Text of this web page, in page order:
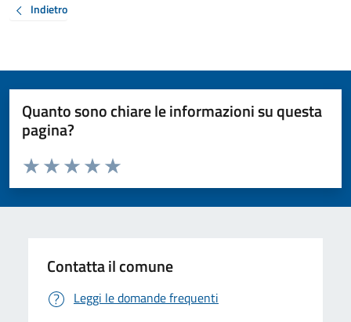
Indietro
Quanto sono chiare le informazioni su questa
pagina?
Valuta da 1 a 5 stelle la pagina
Valuta 5 stelle su 5
Valuta 4 stelle su 5
Valuta 3 stelle su 5
Valuta 2 stelle su 5
Valuta 1 stelle su 5
Contatta il comune
Leggi le domande frequenti